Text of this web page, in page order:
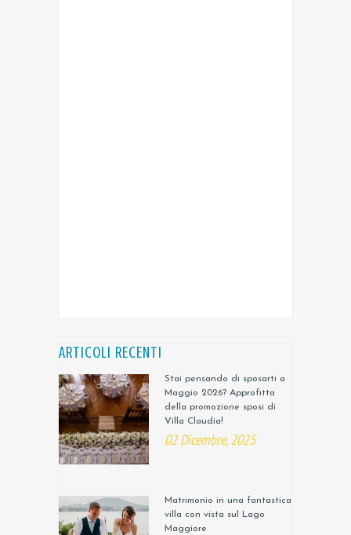
ARTICOLI RECENTI
Stai pensando di sposarti a
Maggio 2026? Approfitta
della promozione sposi di
Villa Claudia!
02 Dicembre, 2025
Matrimonio in una fantastica
villa con vista sul Lago
Maggiore